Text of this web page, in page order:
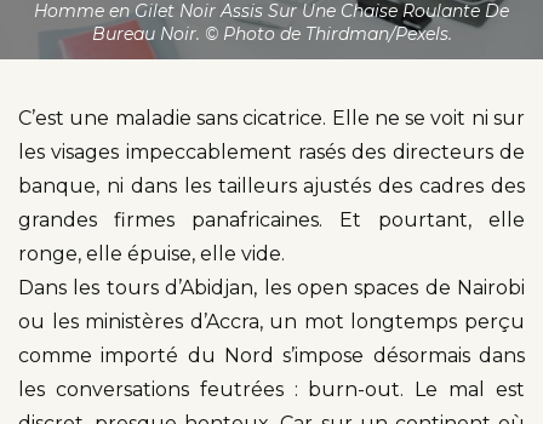
Homme en Gilet Noir Assis Sur Une Chaise Roulante De
Bureau Noir. © Photo de Thirdman/Pexels.
C’est une maladie sans cicatrice. Elle ne se voit ni sur
les visages impeccablement rasés des directeurs de
banque, ni dans les tailleurs ajustés des cadres des
grandes firmes panafricaines. Et pourtant, elle
ronge, elle épuise, elle vide.
Dans les tours d’Abidjan, les open spaces de Nairobi
ou les ministères d’Accra, un mot longtemps perçu
comme importé du Nord s’impose désormais dans
les conversations feutrées : burn-out. Le mal est